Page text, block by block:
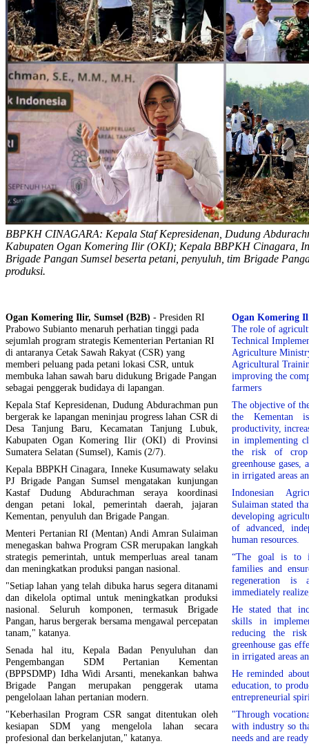
BBPKH CINAGARA: Kepala Staf Kepresidenan, Dudung
Kabupaten Ogan Komering Ilir (OKI); Kepala BBPKH Cinagara,
Brigade Pangan Sumsel beserta petani, penyuluh, tim Brigade
produksi.
Ogan Komering Ilir, Sumsel (B2B) - Presiden RI
Prabowo Subianto menaruh perhatian tinggi pada
sejumlah program strategis Kementerian Pertanian RI
di antaranya Cetak Sawah Rakyat (CSR) yang
memberi peluang pada petani lokasi CSR, untuk
membuka lahan sawah baru didukung Brigade Pangan
sebagai penggerak budidaya di lapangan.
Kepala Staf Kepresidenan, Dudung Abdurachman pun
bergerak ke lapangan meninjau progress lahan CSR di
Desa Tanjung Baru, Kecamatan Tanjung Lubuk,
Kabupaten Ogan Komering Ilir (OKI) di Provinsi
Sumatera Selatan (Sumsel), Kamis (2/7).
Kepala BBPKH Cinagara, Inneke Kusumawaty selaku
PJ Brigade Pangan Sumsel mengatakan kunjungan
Kastaf Dudung Abdurachman seraya koordinasi
dengan petani lokal, pemerintah daerah, jajaran
Kementan, penyuluh dan Brigade Pangan.
Menteri Pertanian RI (Mentan) Andi Amran Sulaiman
menegaskan bahwa Program CSR merupakan langkah
strategis pemerintah, untuk memperluas areal tanam
dan meningkatkan produksi pangan nasional.
"Setiap lahan yang telah dibuka harus segera ditanami
dan dikelola optimal untuk meningkatkan produksi
nasional. Seluruh komponen, termasuk Brigade
Pangan, harus bergerak bersama mengawal percepatan
tanam," katanya.
Senada hal itu, Kepala Badan Penyuluhan dan
Pengembangan SDM Pertanian Kementan
(BPPSDMP) Idha Widi Arsanti, menekankan bahwa
Brigade Pangan merupakan penggerak utama
pengelolaan lahan pertanian modern.
"Keberhasilan Program CSR sangat ditentukan oleh
kesiapan SDM yang mengelola lahan secara
profesional dan berkelanjutan," katanya.
Ogan Komering
The role of
Technical
Agriculture
Agricultural
improving the
farmers
The objective of
the Kementan
productivity,
in implementing
the risk of
greenhouse gases,
in irrigated areas
Indonesian
Sulaiman stated
developing
of advanced,
human resources.
“The goal is to
families and
regeneration is
immediately
He stated that
skills in
reducing the
greenhouse gas
in irrigated areas
He reminded
education, to
entrepreneurial
"Through
with industry so
needs and are